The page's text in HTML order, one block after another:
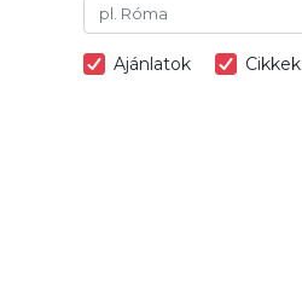
Interjú
Élménybeszámolók
Ajánlatok Cikkek